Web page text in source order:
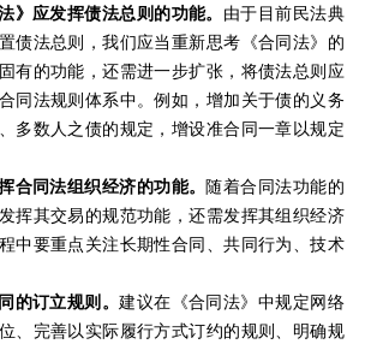
》应发挥债法总则的功能。 由于目前民法典
债法总则，我们应当重新思考《合同法》的
有的功能，还需进一步扩张，将债法总则应
同法规则体系中。例如，增加关于债的义务
多数人之债的规定，增设准合同一章以规定
合同法组织经济的功能。随着合同法功能的
挥其交易的规范功能，还需发挥其组织经济
中要重点关注长期性合同、共同行为、技术
的订立规则。建议在《合同法》中规定网络
、完善以实际履行方式订约的规则、明确规